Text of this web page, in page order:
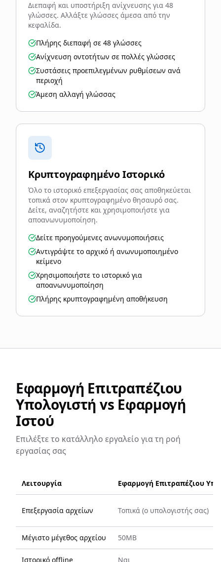
Διεπαφή και υποστήριξη ανίχνευσης για 48
γλώσσες. Αλλάξτε γλώσσες άμεσα από την
κεφαλίδα.
Πλήρης διεπαφή σε 48 γλώσσες
Ανίχνευση οντοτήτων σε πολλές γλώσσες
Συστάσεις προεπιλεγμένων ρυθμίσεων ανά
περιοχή
Άμεση αλλαγή γλώσσας
Κρυπτογραφημένο Ιστορικό
Όλο το ιστορικό επεξεργασίας σας αποθηκεύεται
τοπικά στον κρυπτογραφημένο θησαυρό σας.
Δείτε, αναζητήστε και χρησιμοποιήστε για
αποανωνυμοποίηση.
Δείτε προηγούμενες ανωνυμοποιήσεις
Αντιγράψτε το αρχικό ή ανωνυμοποιημένο
κείμενο
Χρησιμοποιήστε το ιστορικό για
αποανωνυμοποίηση
Πλήρης κρυπτογραφημένη αποθήκευση
Εφαρμογή Επιτραπέζιου
Υπολογιστή vs Εφαρμογή
Ιστού
Επιλέξτε το κατάλληλο εργαλείο για τη ροή
εργασίας σας
Λειτουργία Εφαρμογή Επιτραπέζιου
Επεξεργασία αρχείων Τοπικά (ο υπολογιστής σας)
Μέγιστο μέγεθος αρχείου 50MB
Ιστορικό offline Ναι